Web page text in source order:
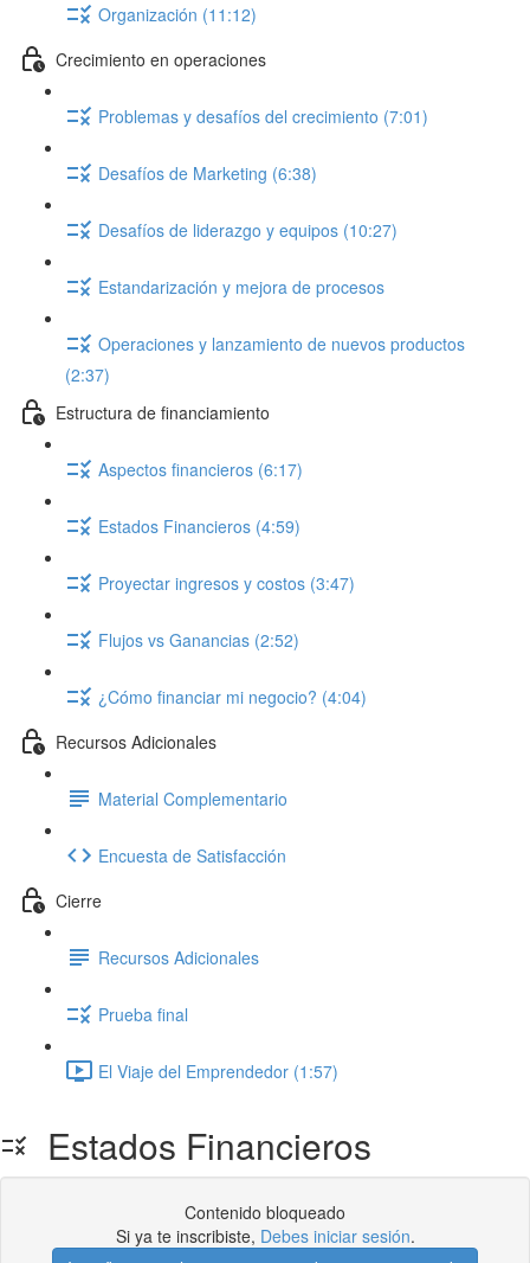
Organización (11:12)
Crecimiento en operaciones
Problemas y desafíos del crecimiento (7:01)
Desafíos de Marketing (6:38)
Desafíos de liderazgo y equipos (10:27)
Estandarización y mejora de procesos
Operaciones y lanzamiento de nuevos productos
(2:37)
Estructura de financiamiento
Aspectos financieros (6:17)
Estados Financieros (4:59)
Proyectar ingresos y costos (3:47)
Flujos vs Ganancias (2:52)
¿Cómo financiar mi negocio? (4:04)
Recursos Adicionales
Material Complementario
Encuesta de Satisfacción
Cierre
Recursos Adicionales
Prueba final
El Viaje del Emprendedor (1:57)
Estados Financieros
Contenido bloqueado
Si ya te inscribiste, Debes iniciar sesión.